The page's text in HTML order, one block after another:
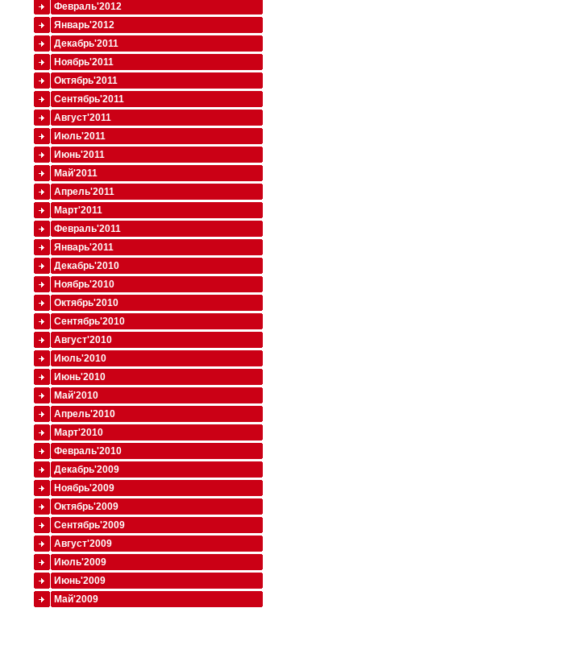
Февраль'2012
Январь'2012
Декабрь'2011
Ноябрь'2011
Октябрь'2011
Сентябрь'2011
Август'2011
Июль'2011
Июнь'2011
Май'2011
Апрель'2011
Март'2011
Февраль'2011
Январь'2011
Декабрь'2010
Ноябрь'2010
Октябрь'2010
Сентябрь'2010
Август'2010
Июль'2010
Июнь'2010
Май'2010
Апрель'2010
Март'2010
Февраль'2010
Декабрь'2009
Ноябрь'2009
Октябрь'2009
Сентябрь'2009
Август'2009
Июль'2009
Июнь'2009
Май'2009